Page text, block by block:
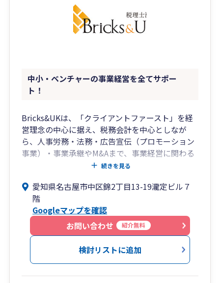
中小・ベンチャーの事業経営を全てサポー
ト！
Bricks&UKは、「クライアントファースト」を経
営理念の中心に据え、税務会計を中心としなが
ら、人事労務・法務・広告宣伝（プロモーション
事業）・事業承継やM&Aまで、事業経営に関わる
あらゆる課題をワンストップでサポートする総合
税理士・社会保険労務士・司法書士・システムエ
ンジニア等の専門家が集うプロフェッショナル・
ファームとして、単なる会計・税務の代行業務に
とどまらず、そこから見えてくる経営課題を抽出
し、解決策をご提案しています。
スタッフの平均年齢は35歳。マーケティング理論
に基づいた論理的な経営アドバイスと、フットワ
続きを見る
愛知県名古屋市中区錦2丁目13-19瀧定ビル７
階
Googleマップを確認
お問い合わせ
紹介無料
検討リストに追加